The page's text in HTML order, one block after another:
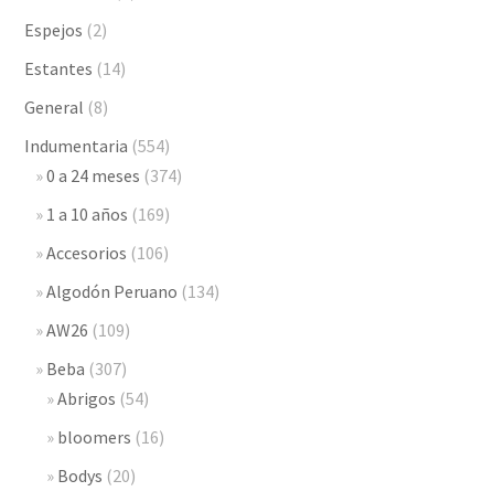
Espejos (2)
Estantes (14)
General (8)
Indumentaria (554)
0 a 24 meses (374)
1 a 10 años (169)
Accesorios (106)
Algodón Peruano (134)
AW26 (109)
Beba (307)
Abrigos (54)
bloomers (16)
Bodys (20)